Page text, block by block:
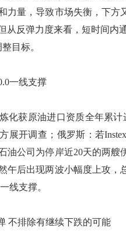
力量，导致市场失衡，下
从反弹力度来看，短时间内
目标。
一线支撑
获原油进口资质全年累计
展开调查；俄罗斯：若
油公司为停岸近20天的两艘
午后出现两波小幅度上攻
线支撑。
排除有继续下跌的可能